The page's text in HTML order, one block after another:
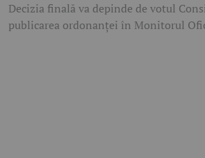
Decizia finală va depinde de votul
publicarea ordonanței în Monitorul